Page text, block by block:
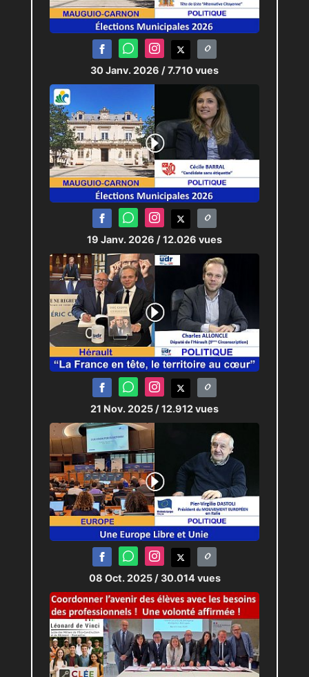
30 Janv. 2026 / 7.710 vues
19 Janv. 2026 / 12.026 vues
21 Nov. 2025 / 12.912 vues
08 Oct. 2025 / 30.014 vues